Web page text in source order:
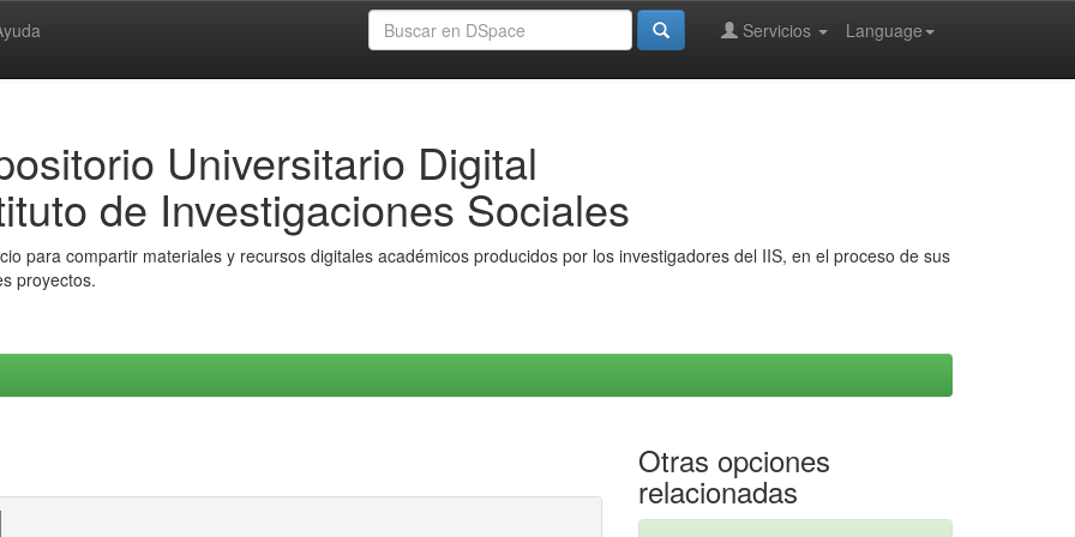
Language
Servicios
Universitario Digital
de Investigaciones Sociales
para compartir materiales y recursos digitales académicos producidos por los investigadores del IIS, en el proceso de sus
proyectos.
Otras opciones
relacionadas